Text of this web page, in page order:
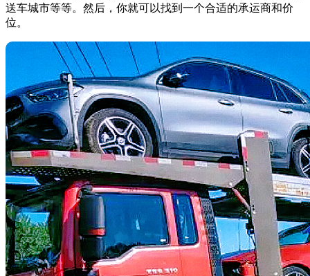
送车城市等等。然后，你就可以找到一个合适的承运商和价
位。